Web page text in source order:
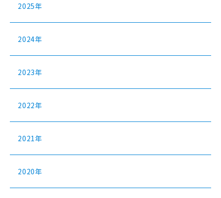
2025年
2024年
2023年
2022年
2021年
2020年